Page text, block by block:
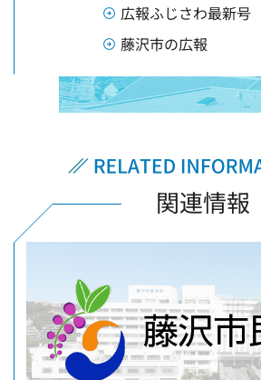
広報ふじさわ最新号
藤沢市の広報
関連情報